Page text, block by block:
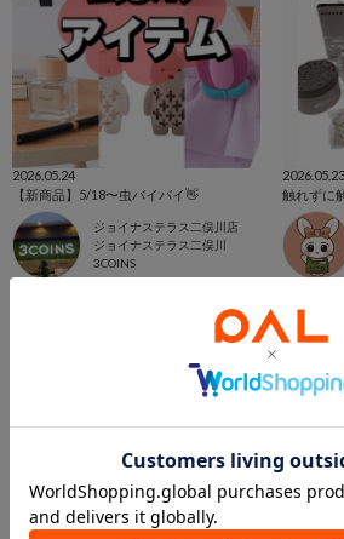
2026.05.24
【新商品】5/18〜虫バイバイ👋
ジョイナステラス二俣川店
ジョイナステラス二俣川
3COINS
2026.05.23
触れずに